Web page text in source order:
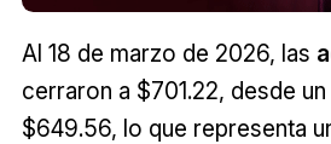
Al 18 de marzo de 2026, las
cerraron a $701.22, desde
$649.56, lo que representa